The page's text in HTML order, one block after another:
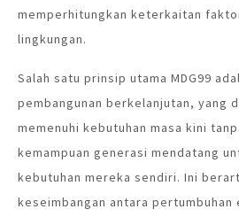
memperhitungkan keterkaitan
lingkungan.
Salah satu prinsip utama MDG99
pembangunan berkelanjutan, yang
memenuhi kebutuhan masa kini
kemampuan generasi mendatang
kebutuhan mereka sendiri. Ini
keseimbangan antara pertumbuhan